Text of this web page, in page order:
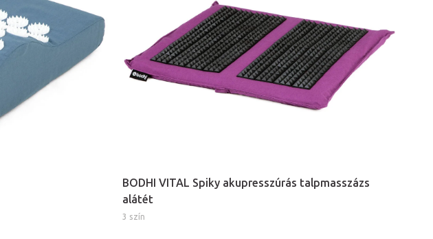
BODHI VITAL Spiky akupresszúrás talpmasszázs
alátét
3 szín